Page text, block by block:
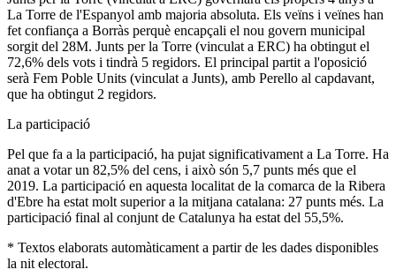
La Torre de l'Espanyol amb majoria absoluta. Els veïns i veïnes han
fet confiança a Borràs perquè encapçali el nou govern municipal
sorgit del 28M. Junts per la Torre (vinculat a ERC) ha obtingut el
72,6% dels vots i tindrà 5 regidors. El principal partit a l'oposició
serà Fem Poble Units (vinculat a Junts), amb Perello al capdavant,
que ha obtingut 2 regidors.
La participació
Pel que fa a la participació, ha pujat significativament a La Torre. Ha
anat a votar un 82,5% del cens, i això són 5,7 punts més que el
2019. La participació en aquesta localitat de la comarca de la Ribera
d'Ebre ha estat molt superior a la mitjana catalana: 27 punts més. La
participació final al conjunt de Catalunya ha estat del 55,5%.
* Textos elaborats automàticament a partir de les dades disponibles
la nit electoral.